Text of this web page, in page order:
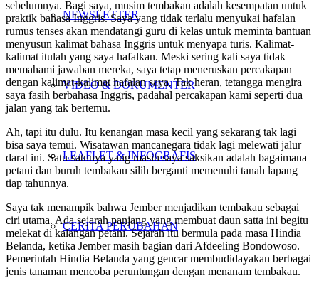
NEWSLETTER
VIDEO & DOKUMENTER
LEAFLET & INFOGRAFIS
CERITA PERUBAHAN
sebelumnya. Bagi saya, musim tembakau adalah kesempatan untuk
praktik bahasa Inggris. Saya yang tidak terlalu menyukai hafalan
rumus tenses akan mendatangi guru di kelas untuk meminta bantuan
menyusun kalimat bahasa Inggris untuk menyapa turis. Kalimat-
kalimat itulah yang saya hafalkan. Meski sering kali saya tidak
memahami jawaban mereka, saya tetap meneruskan percakapan
dengan kalimat-kalimat hafalan saya. Tak heran, tetangga mengira
saya fasih berbahasa Inggris, padahal percakapan kami seperti dua
jalan yang tak bertemu.
Ah, tapi itu dulu. Itu kenangan masa kecil yang sekarang tak lagi
bisa saya temui. Wisatawan mancanegara tidak lagi melewati jalur
darat ini. Satu-satunya yang masih saya saksikan adalah bagaimana
petani dan buruh tembakau silih berganti memenuhi tanah lapang
tiap tahunnya.
Saya tak menampik bahwa Jember menjadikan tembakau sebagai
ciri utama. Ada sejarah panjang yang membuat daun satta ini begitu
melekat di kalangan petani. Sejarah itu bermula pada masa Hindia
Belanda, ketika Jember masih bagian dari Afdeeling Bondowoso.
Pemerintah Hindia Belanda yang gencar membudidayakan berbagai
jenis tanaman mencoba peruntungan dengan menanam tembakau.